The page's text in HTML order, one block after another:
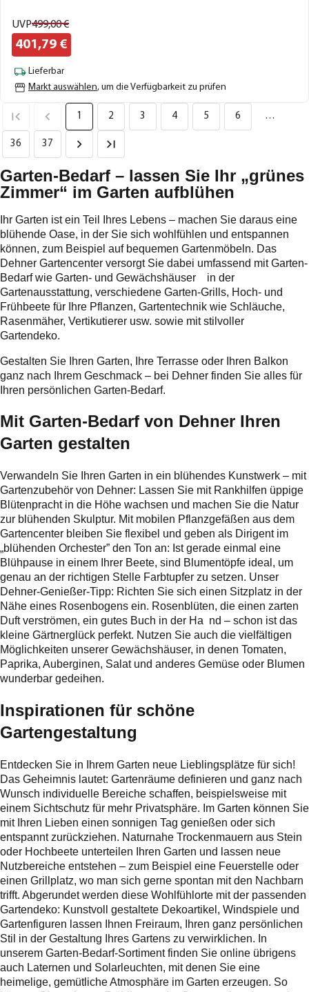
UVP499,00€
401,79 €
Lieferbar
Markt auswählen, um die Verfügbarkeit zu prüfen
1 2 3 4 5 6 …
36 37
Garten-Bedarf – lassen Sie Ihr „grünes
Zimmer“ im Garten aufblühen
Ihr Garten ist ein Teil Ihres Lebens – machen Sie daraus eine
blühende Oase, in der Sie sich wohlfühlen und entspannen
können, zum Beispiel auf bequemen Gartenmöbeln. Das
Dehner Gartencenter versorgt Sie dabei umfassend mit Garten-
Bedarf wie Garten- und Gewächshäuser in der
Gartenausstattung, verschiedene Garten-Grills, Hoch- und
Frühbeete für Ihre Pflanzen, Gartentechnik wie Schläuche,
Rasenmäher, Vertikutierer usw. sowie mit stilvoller
Gartendeko.
Gestalten Sie Ihren Garten, Ihre Terrasse oder Ihren Balkon
ganz nach Ihrem Geschmack – bei Dehner finden Sie alles für
Ihren persönlichen Garten-Bedarf.
Mit Garten-Bedarf von Dehner Ihren
Garten gestalten
Verwandeln Sie Ihren Garten in ein blühendes Kunstwerk – mit
Gartenzubehör von Dehner: Lassen Sie mit Rankhilfen üppige
Blütenpracht in die Höhe wachsen und machen Sie die Natur
zur blühenden Skulptur. Mit mobilen Pflanzgefäßen aus dem
Gartencenter bleiben Sie flexibel und geben als Dirigent im
„blühenden Orchester” den Ton an: Ist gerade einmal eine
Blühpause in einem Ihrer Beete, sind Blumentöpfe ideal, um
genau an der richtigen Stelle Farbtupfer zu setzen. Unser
Dehner-Genießer-Tipp: Richten Sie sich einen Sitzplatz in der
Nähe eines Rosenbogens ein. Rosenblüten, die einen zarten
Duft verströmen, ein gutes Buch in der Ha nd – schon ist das
kleine Gärtnerglück perfekt. Nutzen Sie auch die vielfältigen
Möglichkeiten unserer Gewächshäuser, in denen Tomaten,
Paprika, Auberginen, Salat und anderes Gemüse oder Blumen
wunderbar gedeihen.
Inspirationen für schöne
Gartengestaltung
Entdecken Sie in Ihrem Garten neue Lieblingsplätze für sich!
Das Geheimnis lautet: Gartenräume definieren und ganz nach
Wunsch individuelle Bereiche schaffen, beispielsweise mit
einem Sichtschutz für mehr Privatsphäre. Im Garten können Sie
mit Ihren Lieben einen sonnigen Tag genießen oder sich
entspannt zurückziehen. Naturnahe Trockenmauern aus Stein
oder Hochbeete unterteilen Ihren Garten und lassen neue
Nutzbereiche entstehen – zum Beispiel eine Feuerstelle oder
einen Grillplatz, wo man sich gerne spontan mit den Nachbarn
trifft. Abgerundet werden diese Wohlfühlorte mit der passenden
Gartendeko: Kunstvoll gestaltete Dekoartikel, Windspiele und
Gartenfiguren lassen Ihnen Freiraum, Ihren ganz persönlichen
Stil in der Gestaltung Ihres Gartens zu verwirklichen. In
unserem Garten-Bedarf-Sortiment finden Sie online übrigens
auch Laternen und Solarleuchten, mit denen Sie eine
heimelige, gemütliche Atmosphäre im Garten erzeugen. So